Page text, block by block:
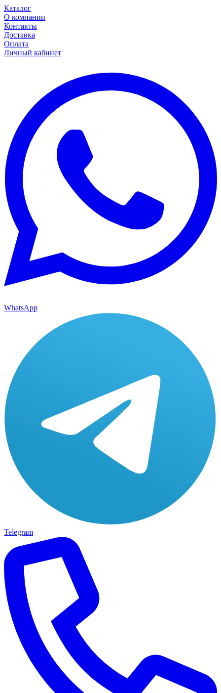
Каталог
О компании
Контакты
Доставка
Оплата
Личный кабинет
WhatsApp
Telegram